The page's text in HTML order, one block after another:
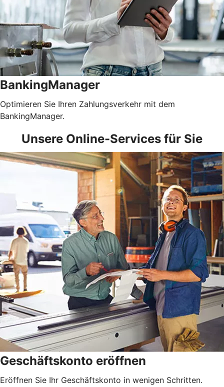
BankingManager
Optimieren Sie Ihren Zahlungsverkehr mit dem
BankingManager.
Unsere Online-Services für Sie
Geschäftskonto eröffnen
Eröffnen Sie Ihr Geschäftskonto in wenigen Schritten.